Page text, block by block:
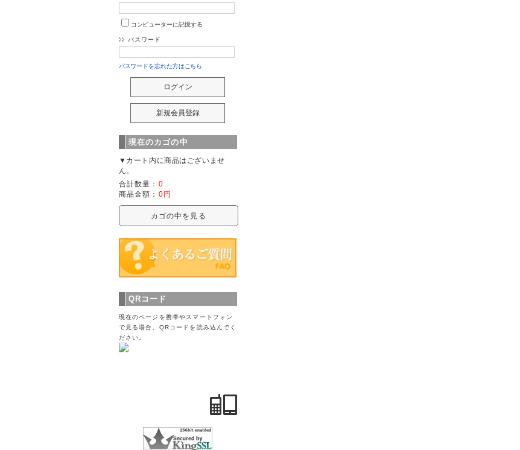
コンピューターに記憶する
パスワード
パスワードを忘れた方はこちら
現在のカゴの中
▼カート内に商品はございませ
ん。
合計数量： 0
商品金額： 0円
カゴの中を見る
QRコード
現在のページを携帯やスマートフォン
で見る場合、QRコードを読み込んでく
ださい。